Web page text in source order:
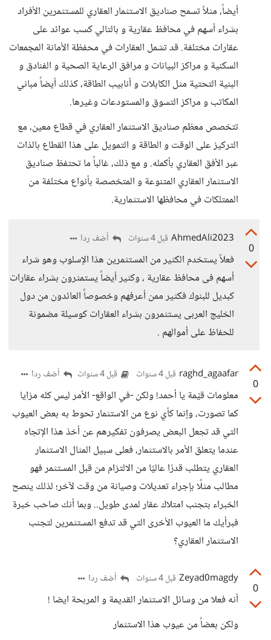
أيضاً، مثلاً تسمح صناديق الاستثمار العقاري للمستثمرين الأفراد
بشراء أسهم في محافظ عقارية و بالتالي كسب عوائد على
عقارات مختلفة. قد تشمل العقارات في محفظة الأمانة المجمعات
السكنية و مراكز البيانات و مرافق الرعاية الصحية و الفنادق و
البنية التحتية مثل الكابلات و أنابيب الطاقة، كذلك أيضاً مباني
المكاتب و مراكز التسوق والمستودعات وغيرها.
تتخصص معظم صناديق الاستثمار العقاري في قطاع معين، مع
التركيز على الوقت و الطاقة و التمويل على هذا القطاع بالذات
عبر الأفق العقاري بأكمله. و مع ذلك، غالباً ما تحتفظ صناديق
الاستثمار العقاري المتنوعة و المتخصصة بأنواع مختلفة من
الممتلكات في محافظها الاستثمارية.
0
AhmedAli2023 قبل 4 سنوات أضف ردا
فعلاً يستخدم الكثير من المستثمرين هذا الإسلوب وهو شراء
أسهم فى محافظ عقارية ، وكثير أيضاً يستمثرون بشراء عقارات
كبديل للبنوك فكثير ممن أعرفهم وخصوصاً العائدون من دول
الخليج العربى يستثمرون بشراء العقارات كوسيلة مضمونة
للحفاظ على أموالهم .
0
raghd_agaafar قبل 4 سنوات قبل 4 سنوات أضف ردا
معلومات قيّمة يا أحمد! ولكن -في الواقع- الأمر ليس كله مزايا
كما تصورت، وإنما كأي نوع من الاستثمار تحوط به بعض العيوب
التي قد تجعل البعض يصرفون تفكيرهم عن أخذ هذا الإتجاه
عندما يتعلق الأمر بالاستثمار، فعلى سبيل المثال الاستثمار
العقاري يتطلب قدرًا عاليًا من الالتزام من قبل المستثمر فهو
مطالب مثلًا بإجراء تعديلات وصيانة من وقت لآخر؛ لذلك ينصح
الخبراء بتجنب امتلاك عقار لمدى طويل.. وبما أنك صاحب خبرة
فبرأيك ما العيوب الأخرى التي قد تدفع المستثمرين لتجنب
الاستثمار العقاري؟
0
Zeyad0magdy قبل 4 سنوات أضف ردا
أنه فعلا من وسائل الاستثمار القديمة و المربحة ايضا !
ولكن بعضاً من عيوب هذا الاستثمار